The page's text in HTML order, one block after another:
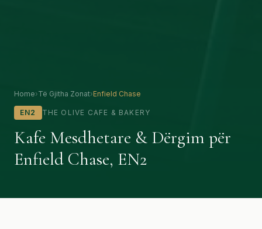
Home›Të Gjitha Zonat›Enfield Chase
EN2 THE OLIVE CAFE & BAKERY
Kafe Mesdhetare & Dërgim për
Enfield Chase, EN2